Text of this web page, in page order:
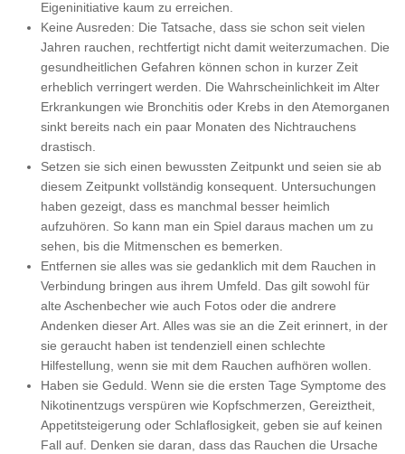
Eigeninitiative kaum zu erreichen.
Keine Ausreden: Die Tatsache, dass sie schon seit vielen
Jahren rauchen, rechtfertigt nicht damit weiterzumachen. Die
gesundheitlichen Gefahren können schon in kurzer Zeit
erheblich verringert werden. Die Wahrscheinlichkeit im Alter
Erkrankungen wie Bronchitis oder Krebs in den Atemorganen
sinkt bereits nach ein paar Monaten des Nichtrauchens
drastisch.
Setzen sie sich einen bewussten Zeitpunkt und seien sie ab
diesem Zeitpunkt vollständig konsequent. Untersuchungen
haben gezeigt, dass es manchmal besser heimlich
aufzuhören. So kann man ein Spiel daraus machen um zu
sehen, bis die Mitmenschen es bemerken.
Entfernen sie alles was sie gedanklich mit dem Rauchen in
Verbindung bringen aus ihrem Umfeld. Das gilt sowohl für
alte Aschenbecher wie auch Fotos oder die andrere
Andenken dieser Art. Alles was sie an die Zeit erinnert, in der
sie geraucht haben ist tendenziell einen schlechte
Hilfestellung, wenn sie mit dem Rauchen aufhören wollen.
Haben sie Geduld. Wenn sie die ersten Tage Symptome des
Nikotinentzugs verspüren wie Kopfschmerzen, Gereiztheit,
Appetitsteigerung oder Schlaflosigkeit, geben sie auf keinen
Fall auf. Denken sie daran, dass das Rauchen die Ursache